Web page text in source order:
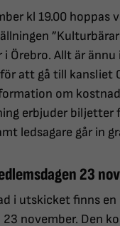
kl 19.00 hoppas
i Örebro. Allt är
att gå till kansliet
om
erbjuder biljetter
ledsagare går in
23
i utskicket finns en
23 november. Den